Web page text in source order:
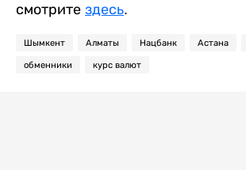
смотрите здесь.
Шымкент Алматы Нацбанк Астана
обменники курс валют